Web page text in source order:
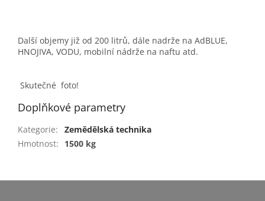
Další objemy již od 200 litrů, dále nadrže na AdBLUE,
HNOJIVA, VODU, mobilní nádrže na naftu atd.
Skutečné foto!
Doplňkové parametry
Kategorie:
Zemědělská technika
Hmotnost: 1500 kg
Z